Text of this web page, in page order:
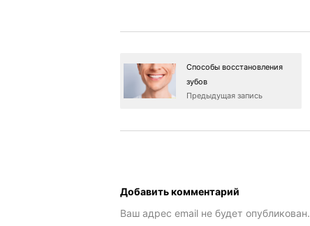
Способы восстановления
зубов
Предыдущая запись
Добавить комментарий
Ваш адрес email не будет опубликован.